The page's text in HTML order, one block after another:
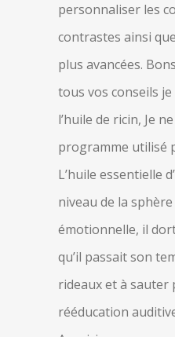
personnaliser les
contrastes ainsi
plus avancées.
tous vos conseils
l’huile de ricin, Je
programme utilisé
L’huile essentielle
niveau de la
émotionnelle, il
qu’il passait son
rideaux et à sauter
rééducation